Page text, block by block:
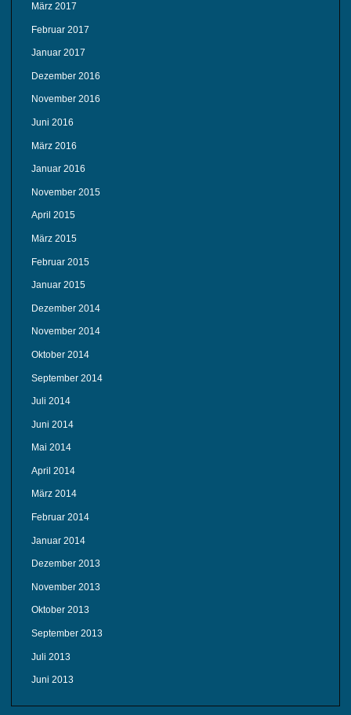
März 2017
Februar 2017
Januar 2017
Dezember 2016
November 2016
Juni 2016
März 2016
Januar 2016
November 2015
April 2015
März 2015
Februar 2015
Januar 2015
Dezember 2014
November 2014
Oktober 2014
September 2014
Juli 2014
Juni 2014
Mai 2014
April 2014
März 2014
Februar 2014
Januar 2014
Dezember 2013
November 2013
Oktober 2013
September 2013
Juli 2013
Juni 2013